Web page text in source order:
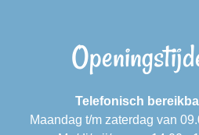
Telefonisch
Maandag t/m zaterdag van